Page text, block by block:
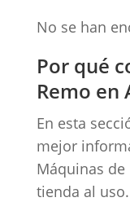
No se han
Por qué
Remo en
En esta
mejor
Máquinas
tienda al